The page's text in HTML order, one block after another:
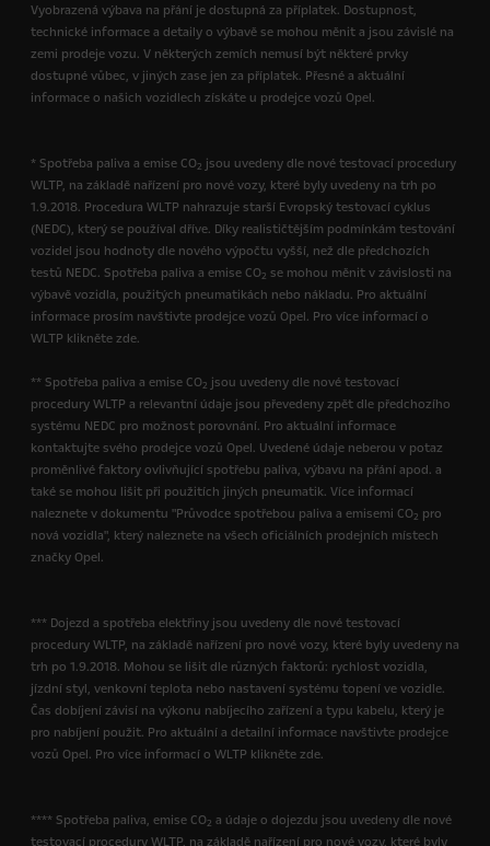
Vyobrazená výbava na přání je dostupná za příplatek. Dostupnost,
technické informace a detaily o výbavě se mohou měnit a jsou závislé na
zemi prodeje vozu. V některých zemích nemusí být některé prvky
dostupné vůbec, v jiných zase jen za příplatek. Přesné a aktuální
informace o našich vozidlech získáte u prodejce vozů Opel.
* Spotřeba paliva a emise CO2 jsou uvedeny dle nové testovací procedury
WLTP, na základě nařízení pro nové vozy, které byly uvedeny na trh po
1.9.2018. Procedura WLTP nahrazuje starší Evropský testovací cyklus
(NEDC), který se používal dříve. Díky realističtějším podmínkám testování
vozidel jsou hodnoty dle nového výpočtu vyšší, než dle předchozích
testů NEDC. Spotřeba paliva a emise CO2 se mohou měnit v závislosti na
výbavě vozidla, použitých pneumatikách nebo nákladu. Pro aktuální
informace prosím navštivte prodejce vozů Opel. Pro více informací o
WLTP klikněte zde.
** Spotřeba paliva a emise CO2 jsou uvedeny dle nové testovací
procedury WLTP a relevantní údaje jsou převedeny zpět dle předchozího
systému NEDC pro možnost porovnání. Pro aktuální informace
kontaktujte svého prodejce vozů Opel. Uvedené údaje neberou v potaz
proměnlivé faktory ovlivňující spotřebu paliva, výbavu na přání apod. a
také se mohou lišit při použitích jiných pneumatik. Více informací
naleznete v dokumentu "Průvodce spotřebou paliva a emisemi CO2 pro
nová vozidla", který naleznete na všech oficiálních prodejních místech
značky Opel.
*** Dojezd a spotřeba elektřiny jsou uvedeny dle nové testovací
procedury WLTP, na základě nařízení pro nové vozy, které byly uvedeny na
trh po 1.9.2018. Mohou se lišit dle různých faktorů: rychlost vozidla,
jízdní styl, venkovní teplota nebo nastavení systému topení ve vozidle.
Čas dobíjení závisí na výkonu nabíjecího zařízení a typu kabelu, který je
pro nabíjení použit. Pro aktuální a detailní informace navštivte prodejce
vozů Opel. Pro více informací o WLTP klikněte zde.
**** Spotřeba paliva, emise CO2 a údaje o dojezdu jsou uvedeny dle nové
testovací procedury WLTP, na základě nařízení pro nové vozy, které byly